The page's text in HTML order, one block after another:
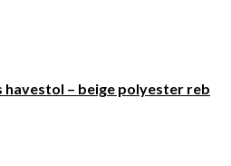
havestol – beige polyester reb